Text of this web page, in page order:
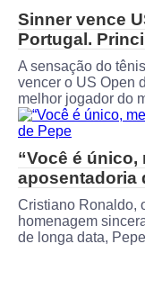
Sinner vence
Portugal.
A sensação do
vencer o US Open
melhor jogador do
“Você é único,
aposentadoria
Cristiano Ronaldo,
homenagem
de longa data,